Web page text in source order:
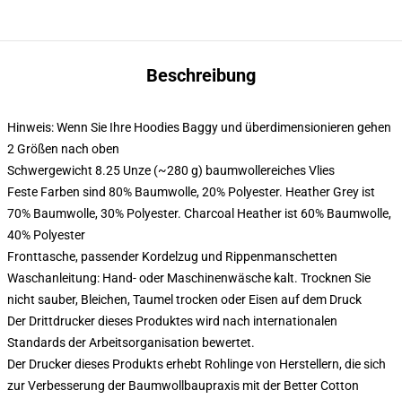
Beschreibung
Hinweis: Wenn Sie Ihre Hoodies Baggy und überdimensionieren gehen
2 Größen nach oben
Schwergewicht 8.25 Unze (~280 g) baumwollereiches Vlies
Feste Farben sind 80% Baumwolle, 20% Polyester. Heather Grey ist
70% Baumwolle, 30% Polyester. Charcoal Heather ist 60% Baumwolle,
40% Polyester
Fronttasche, passender Kordelzug und Rippenmanschetten
Waschanleitung: Hand- oder Maschinenwäsche kalt. Trocknen Sie
nicht sauber, Bleichen, Taumel trocken oder Eisen auf dem Druck
Der Drittdrucker dieses Produktes wird nach internationalen
Standards der Arbeitsorganisation bewertet.
Der Drucker dieses Produkts erhebt Rohlinge von Herstellern, die sich
zur Verbesserung der Baumwollbaupraxis mit der Better Cotton